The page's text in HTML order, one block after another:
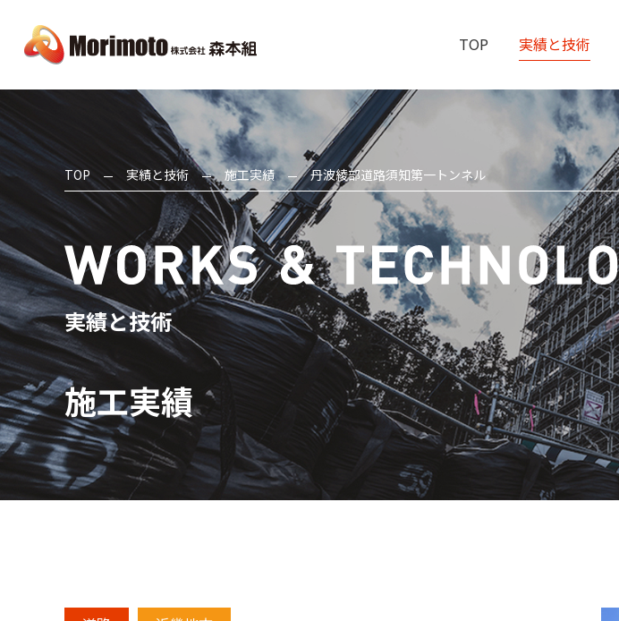
TOP 実績と技術
TOP 実績と技術 施工実績 丹波綾部道路須知第一トンネル
実績と技術
施工実績